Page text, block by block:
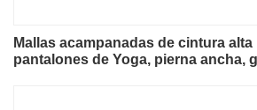
Mallas acampanadas de cintura alta
pantalones de Yoga, pierna ancha,